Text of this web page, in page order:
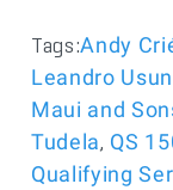
Tags:Andy
Leandro
Maui and
Tudela, QS
Qualifying